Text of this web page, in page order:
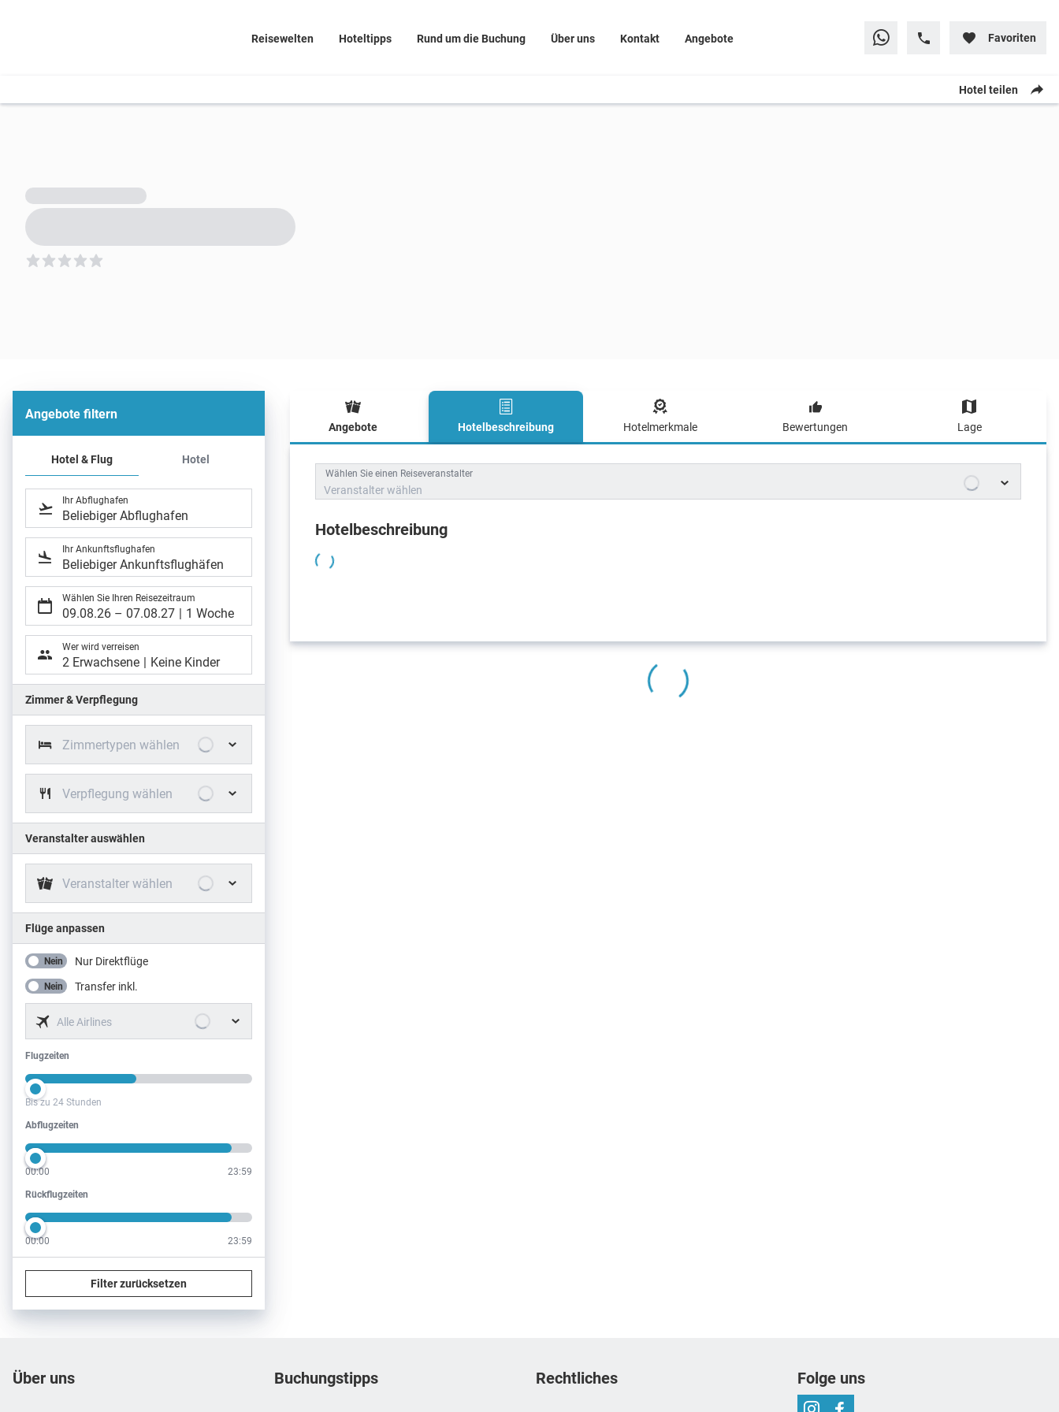
Reisewelten Hoteltipps Rund um die Buchung Über uns Kontakt Angebote Favoriten
Hotel teilen
5
Angebote filtern
Hotel & Flug Hotel
Ihr Abflughafen
Beliebiger Abflughafen
Ihr Ankunftsflughafen
Beliebiger Ankunftsflughäfen
Wählen Sie Ihren Reisezeitraum
09.08.26 – 07.08.27 1 Woche
Wer wird verreisen
2 Erwachsene Keine Kinder
Zimmer & Verpflegung
Zimmertypen wählen
Verpflegung wählen
Veranstalter auswählen
Veranstalter wählen
Flüge anpassen
Nein Nur Direktflüge
Nein Transfer inkl.
Alle Airlines
Flugzeiten
Flugzeiten
Bis zu 24 Stunden
Abflugzeiten
Abflugzeiten
00:00 23:59
Rückflugzeiten
Rückflugzeiten
00:00 23:59
Filter zurücksetzen
Angebote Hotelbeschreibung Hotelmerkmale Bewertungen Lage
Hotelbeschreibung
Wählen Sie einen Reiseveranstalter
Veranstalter wählen
Hotelbeschreibung
Footer navigation
Über uns Buchungstipps Rechtliches Folge uns